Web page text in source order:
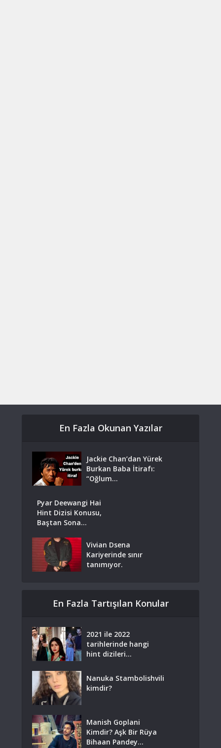
En Fazla Okunan Yazılar
Jackie Chan’dan Yürek
Burkan Baba İtirafı:
“Oğlum...
Pyar Deewangi Hai
Hint Dizisi Konusu,
Baştan Sona...
Vivian Dsena
Kariyerinde sınır
tanımıyor.
En Fazla Tartışılan Konular
2021 ile 2022
tarihlerinde hangi
hint dizileri...
Nanuka Stambolishvili
kimdir?
Manish Goplani
Kimdir? Aşk Bir Rüya
Bihaan Pandey...